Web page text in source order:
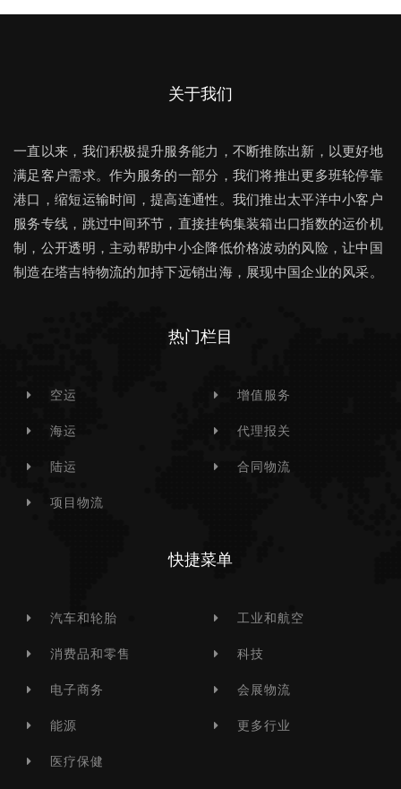
关于我们
一直以来，我们积极提升服务能力，不断推陈出新，以更好地
满足客户需求。作为服务的一部分，我们将推出更多班轮停靠
港口，缩短运输时间，提高连通性。我们推出太平洋中小客户
服务专线，跳过中间环节，直接挂钩集装箱出口指数的运价机
制，公开透明，主动帮助中小企降低价格波动的风险，让中国
制造在塔吉特物流的加持下远销出海，展现中国企业的风采。
热门栏目
空运
海运
陆运
项目物流
增值服务
代理报关
合同物流
快捷菜单
汽车和轮胎
消费品和零售
电子商务
能源
医疗保健
工业和航空
科技
会展物流
更多行业